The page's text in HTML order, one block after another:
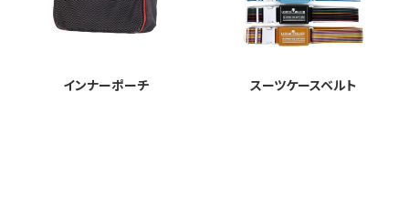
インナーポーチ スーツケースベルト